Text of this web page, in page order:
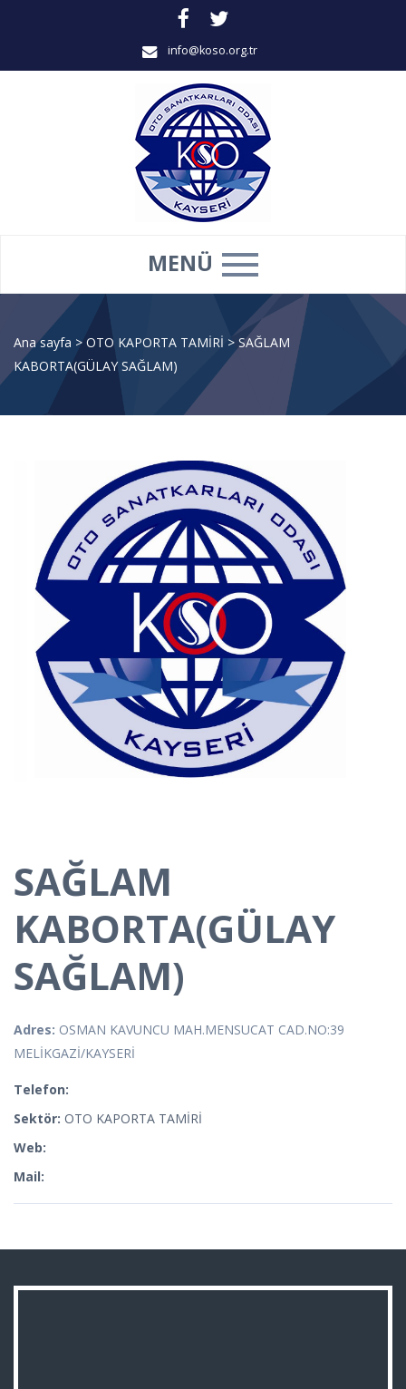
info@koso.org.tr
MENÜ
Ana sayfa > OTO KAPORTA TAMİRİ > SAĞLAM
KABORTA(GÜLAY SAĞLAM)
SAĞLAM
KABORTA(GÜLAY
SAĞLAM)
Adres: OSMAN KAVUNCU MAH.MENSUCAT CAD.NO:39
MELİKGAZİ/KAYSERİ
Telefon:
Sektör: OTO KAPORTA TAMİRİ
Web:
Mail: